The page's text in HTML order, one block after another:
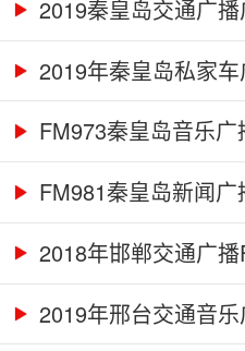
2019秦皇岛交通广
2019年秦皇岛私家
FM973秦皇岛音乐
FM981秦皇岛新闻
2018年邯郸交通广
2019年邢台交通音